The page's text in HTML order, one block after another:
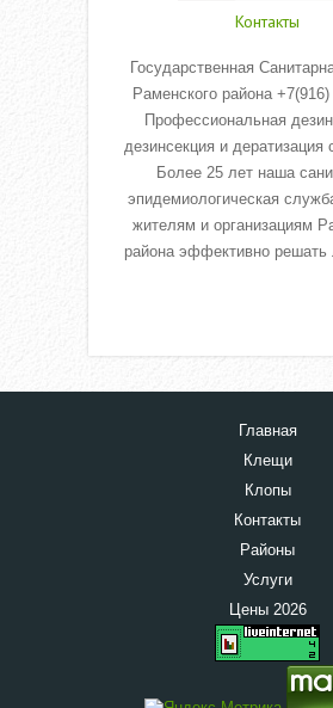
Контакты
Государственная
Раменского района
Профессиональная
дезинсекция и дератизация
Более 25 лет наша
эпидемиологическая
жителям и организациям
района эффективно
Главная
Клещи
Клопы
Контакты
Районы
Услуги
Цены 2026